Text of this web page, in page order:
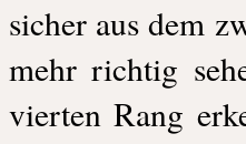
sicher aus dem
mehr richtig
vierten Rang